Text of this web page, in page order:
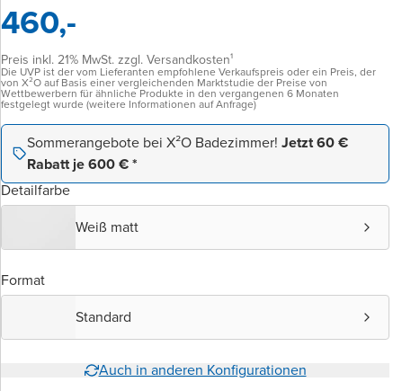
460,-
Preis inkl. 21% MwSt. zzgl. Versandkosten¹
Die UVP ist der vom Lieferanten empfohlene Verkaufspreis oder ein Preis, der
von X²O auf Basis einer vergleichenden Marktstudie der Preise von
Wettbewerbern für ähnliche Produkte in den vergangenen 6 Monaten
festgelegt wurde (weitere Informationen auf Anfrage)
Sommerangebote bei X²O Badezimmer! Jetzt 60 €
Rabatt je 600 € *
Detailfarbe
Weiß matt
Format
Standard
Auch in anderen Konfigurationen